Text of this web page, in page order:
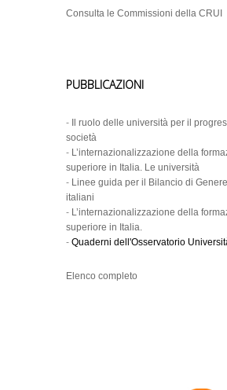
Consulta le Commissioni della CRUI
PUBBLICAZIONI
-
Il ruolo delle università per il
società
- L’internazionalizzazione della
superiore in Italia. Le università
- Linee guida per il Bilancio di
italiani
- L’internazionalizzazione della
superiore in Italia.
- Quaderni dell'Osservatorio
Elenco completo